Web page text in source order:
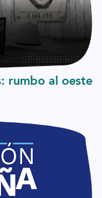
rumbo al oeste